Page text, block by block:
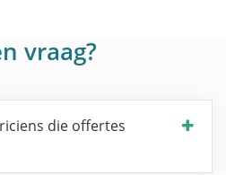
vraag?
die offertes